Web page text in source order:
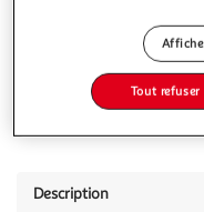
dont 0,04€ d'éco-part.
Description
Tout refuser